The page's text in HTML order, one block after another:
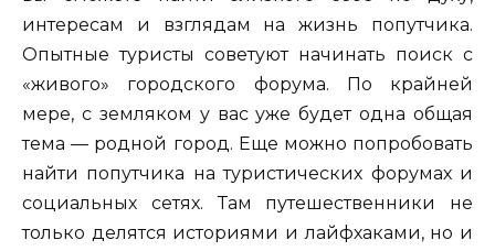
интересам и взглядам на жизнь попутчика.
Опытные туристы советуют начинать поиск с
«живого» городского форума. По крайней
мере, с земляком у вас уже будет одна общая
тема — родной город. Еще можно попробовать
найти попутчика на туристических форумах и
социальных сетях. Там путешественники не
только делятся историями и лайфхаками, но и